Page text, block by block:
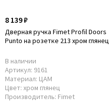
8 139 ₽
Дверная ручка Fimet Profil Doors
Punto на розетке 213 хром глянец
В наличии
Артикул: 9161
Материал: ЦАМ
Цвет: хром глянец
Производитель: Fimet